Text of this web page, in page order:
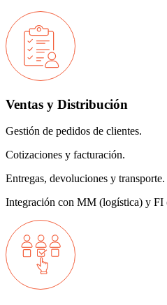
Ventas y Distribución
Gestión de pedidos de clientes.
Cotizaciones y facturación.
Entregas, devoluciones y transporte.
Integración con MM (logística) y FI